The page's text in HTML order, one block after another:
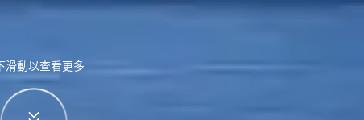
滑動以查看更多